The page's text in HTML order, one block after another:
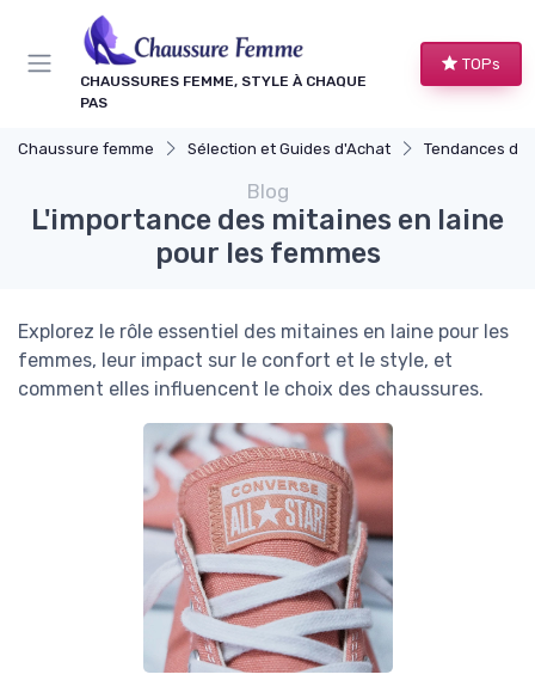
CHAUSSURES FEMME, STYLE À CHAQUE
PAS
TOPs
Chaussure femme Sélection et Guides d'Achat Tendances de
Blog
L'importance des mitaines en laine
pour les femmes
Explorez le rôle essentiel des mitaines en laine pour les
femmes, leur impact sur le confort et le style, et
comment elles influencent le choix des chaussures.
Panneau de gestion des cookies